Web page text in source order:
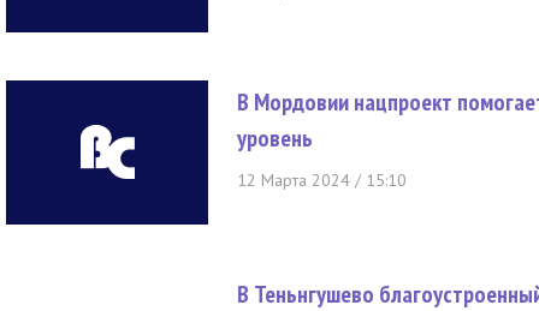
В Мордовии нацпроект
уровень
12 Марта 2024 / 15:10
В Теньнгушево